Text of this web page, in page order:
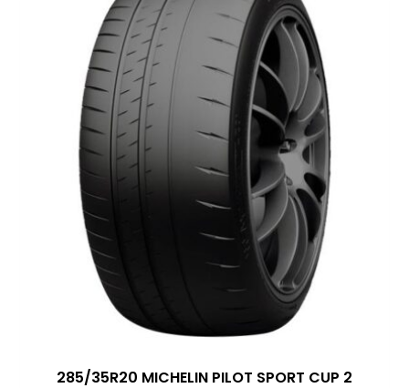
285/35R20 MICHELIN PILOT SPORT CUP 2